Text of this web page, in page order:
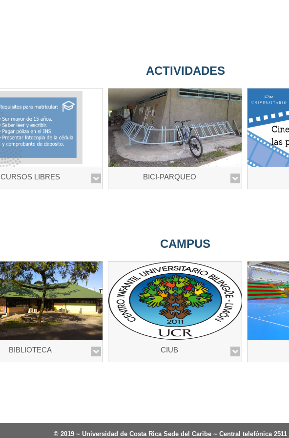
ACTIVIDADES
CURSOS LIBRES BICI-PARQUEO
CAMPUS
BIBLIOTECA CIUB
© 2019 ~ Universidad de Costa Rica Sede del Caribe ~ Central telefónica 2511